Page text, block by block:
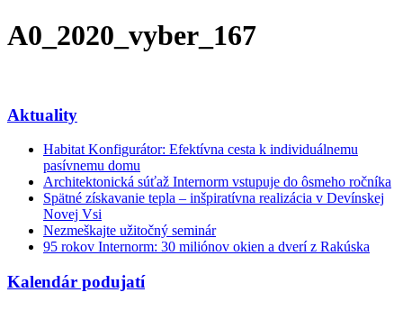
A0_2020_vyber_167
Aktuality
Habitat Konfigurátor: Efektívna cesta k individuálnemu
pasívnemu domu
Architektonická súťaž Internorm vstupuje do ôsmeho ročníka
Spätné získavanie tepla – inšpiratívna realizácia v Devínskej
Novej Vsi
Nezmeškajte užitočný seminár
95 rokov Internorm: 30 miliónov okien a dverí z Rakúska
Kalendár podujatí